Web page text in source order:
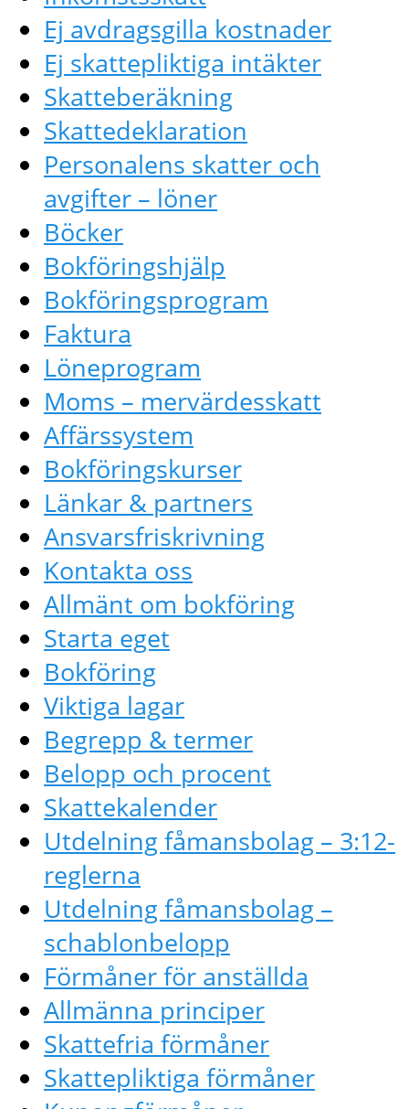
Ej avdragsgilla kostnader
Ej skattepliktiga intäkter
Skatteberäkning
Skattedeklaration
Personalens skatter och
avgifter – löner
Böcker
Bokföringshjälp
Bokföringsprogram
Faktura
Löneprogram
Moms – mervärdesskatt
Affärssystem
Bokföringskurser
Länkar & partners
Ansvarsfriskrivning
Kontakta oss
Allmänt om bokföring
Starta eget
Bokföring
Viktiga lagar
Begrepp & termer
Belopp och procent
Skattekalender
Utdelning fåmansbolag – 3:12-
reglerna
Utdelning fåmansbolag –
schablonbelopp
Förmåner för anställda
Allmänna principer
Skattefria förmåner
Skattepliktiga förmåner